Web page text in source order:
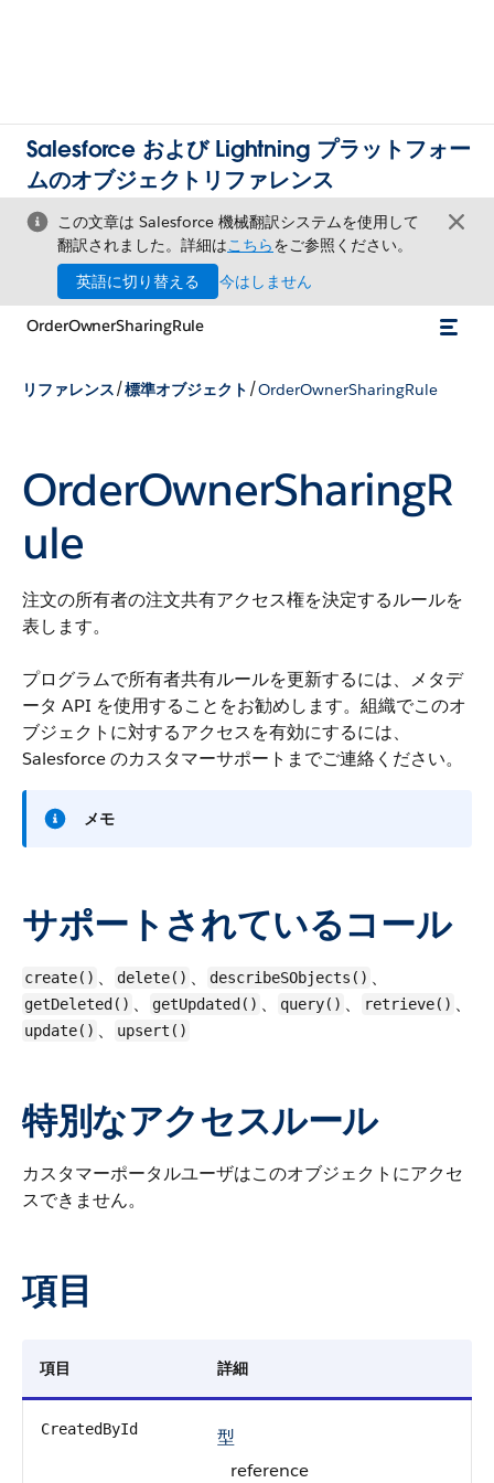
Salesforce および Lightning プラットフォー
ムのオブジェクトリファレンス
この文章は Salesforce 機械翻訳システムを使用して
翻訳されました。詳細はこちらをご参照ください。
英語に切り替える
今はしません
OrderOwnerSharingRule
リファレンス/標準オブジェクト /OrderOwnerSharingRule
OrderOwnerSharingR
ule
注文の所有者の注文共有アクセス権を決定するルールを
表します。
プログラムで所有者共有ルールを更新するには、メタデ
ータ API を使用することをお勧めします。組織でこのオ
ブジェクトに対するアクセスを有効にするには、
Salesforce のカスタマーサポートまでご連絡ください。
メモ
サポートされているコール
create() 、 delete() 、 describeSObjects() 、
getDeleted() 、 getUpdated() 、 query() 、 retrieve() 、
update() 、 upsert()
特別なアクセスルール
カスタマーポータルユーザはこのオブジェクトにアクセ
スできません。
項目
項目 詳細
CreatedById
型
reference